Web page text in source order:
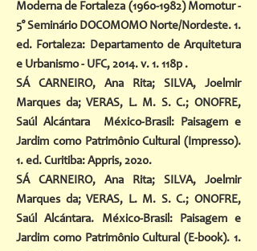
Moderna de Fortaleza (1960-1982) Momotur -
5° Seminário DOCOMOMO Norte/Nordeste. 1.
ed. Fortaleza: Departamento de Arquitetura
e Urbanismo - UFC, 2014. v. 1. 118p .
SÁ CARNEIRO, Ana Rita; SILVA, Joelmir
Marques da; VERAS, L. M. S. C.; ONOFRE,
Saúl Alcántara México-Brasil: Paisagem e
Jardim como Patrimônio Cultural (Impresso).
1. ed. Curitiba: Appris, 2020.
SÁ CARNEIRO, Ana Rita; SILVA, Joelmir
Marques da; VERAS, L. M. S. C.; ONOFRE,
Saúl Alcántara. México-Brasil: Paisagem e
Jardim como Patrimônio Cultural (E-book). 1.